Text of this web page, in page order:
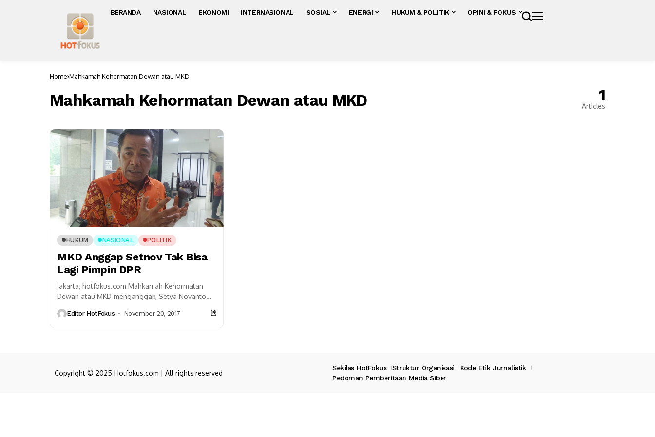
BERANDA NASIONAL EKONOMI INTERNASIONAL SOSIAL ENERGI HUKUM & POLITIK OPINI & FOKUS
Home Mahkamah Kehormatan Dewan atau MKD
Mahkamah Kehormatan Dewan atau MKD 1
Articles
HUKUM NASIONAL POLITIK
MKD Anggap Setnov Tak Bisa
Lagi Pimpin DPR
Jakarta, hotfokus.com Mahkamah Kehormatan
Dewan atau MKD menganggap, Setya Novanto
Dewan Perwakilan Rakyat. Penilaian itu
Editor HotFokus November 20, 2017
Copyright © 2025 Hotfokus.com | All rights reserved
Sekilas HotFokus Struktur Organisasi
Kode Etik Jurnalistik
Pedoman Pemberitaan Media Siber